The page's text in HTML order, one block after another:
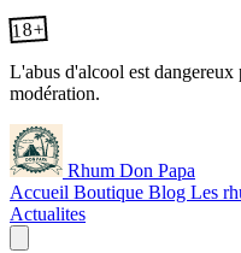
18+
L'abus d'alcool est
modération.
Rhum Don Papa
Accueil Boutique Blog Les
Actualites